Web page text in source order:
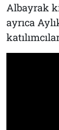
Albayrak
ayrıca